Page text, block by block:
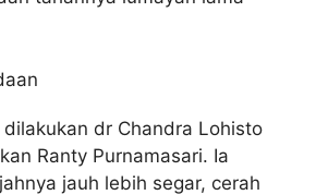
dr Chandra Lohisto
Ranty Purnamasari. Ia
jauh lebih segar, cerah